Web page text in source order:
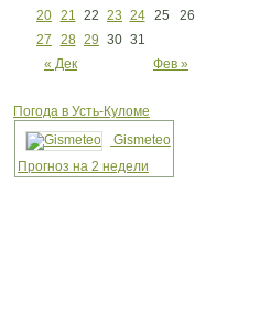
« Дек Фев »
20 21 22 23 24 25
26
27
28 29 30 31
Погода в Усть-Куломе
Gismeteo
Прогноз на 2 недели